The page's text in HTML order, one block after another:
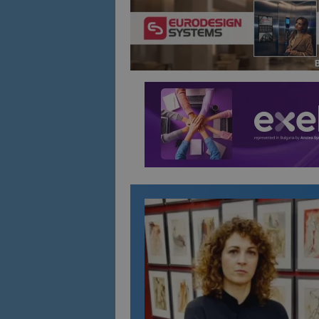
Име
is_visitor_unique
is_unique
_ga_WXPDN4HSCV
_ga_FK650GXHRZ
_ga
Име
sc_is_visitor_unique